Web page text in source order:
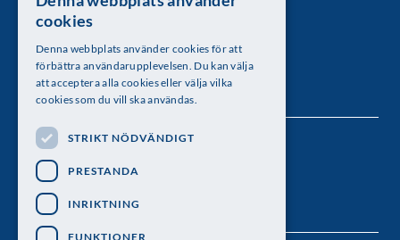
Kungl. Vetenskapsakademien
Besöksadress: Lilla Frescativägen 4A
Telefon: 08-673 95 00
Följ oss
SWEDISH
cookies
Denna webbplats använder cookies för att
förbättra användarupplevelsen. Du kan välja
att acceptera alla cookies eller välja vilka
cookies som du vill ska användas.
STRIKT NÖDVÄNDIGT
PRESTANDA
INRIKTNING
FUNKTIONER